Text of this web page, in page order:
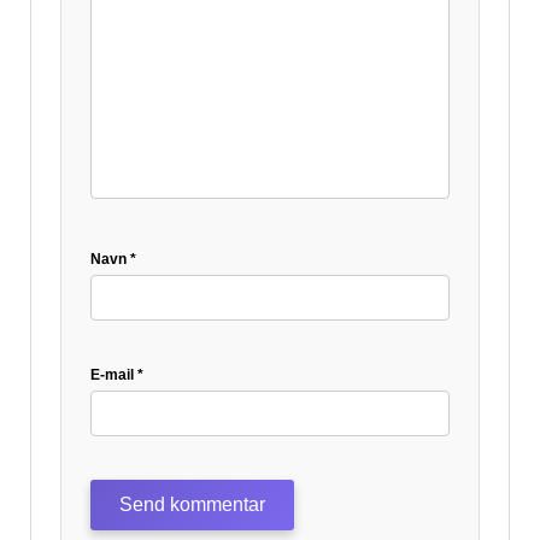
Navn *
E-mail *